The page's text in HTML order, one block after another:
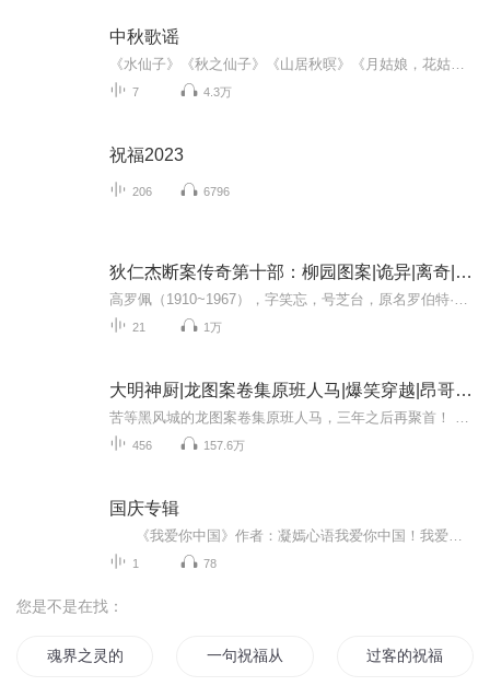
中秋歌谣
7 4.3万
祝福2023
206 6796
狄仁杰断案传奇第十部：柳园图案|诡异|离奇|悬疑
21 1万
大明神厨|龙图案卷集原班人马|爆笑穿越|昂哥领衔
456 157.6万
国庆专辑
1 78
您是不是在找：
魂界之灵的祝福 一句祝福从此不见 过客的祝福